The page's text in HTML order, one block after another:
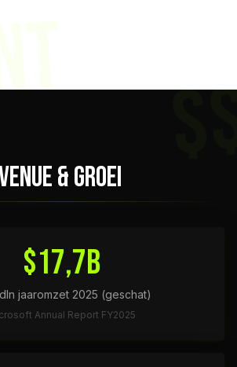
& GROEI
$17,7B
jaaromzet 2025 (geschat)
Annual Report FY2025